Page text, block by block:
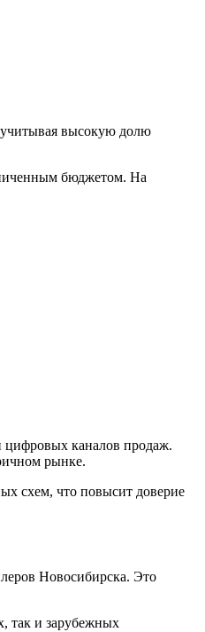
учитывая высокую долю
бюджетом. На
цифровых каналов продаж.
рынке.
схем, что повысит доверие
Новосибирска. Это
так и зарубежных